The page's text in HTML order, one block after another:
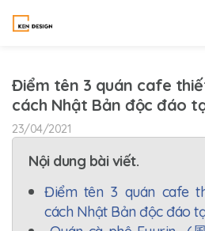
Điểm tên 3 quán cafe
cách Nhật Bản độc đáo
23/04/2021
Nội dung bài viết.
Điểm tên 3 quán cafe
cách Nhật Bản độc đáo